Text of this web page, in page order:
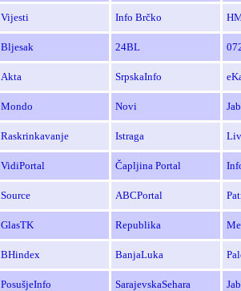
Vijesti Info Brčko
Bljesak 24BL
Akta SrpskaInfo e
Mondo Novi
Raskrinkavanje Istraga
VidiPortal Čapljina Portal
Source ABCPortal
GlasTK Republika
BHindex BanjaLuka
PosušjeInfo SarajevskaSehara